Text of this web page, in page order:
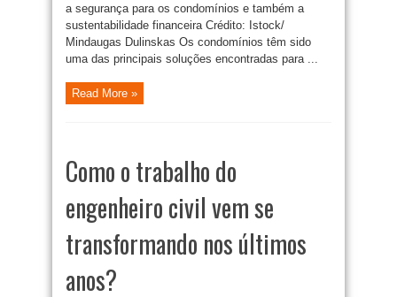
a segurança para os condomínios e também a
sustentabilidade financeira Crédito: Istock/
Mindaugas Dulinskas Os condomínios têm sido
uma das principais soluções encontradas para ...
Read More »
Como o trabalho do
engenheiro civil vem se
transformando nos últimos
anos?